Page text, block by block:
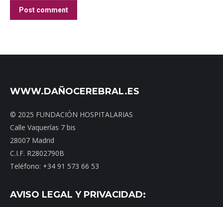
Post comment
WWW.DAÑOCEREBRAL.ES
© 2025 FUNDACIÓN HOSPITALARIAS
Calle Vaquerías 7 bis
28007 Madrid
C.I.F. R2802790B
Teléfono: +34 91 573 66 53
AVISO LEGAL Y PRIVACIDAD: